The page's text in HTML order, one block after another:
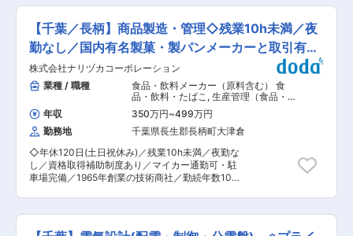
には丁寧に時間をかけ、資格取得についても全社
的な支援を行っています。 また年に1回の昇格試
験を設け公正な評価制度を導入しています。 千葉
工場より転勤はなく、年間休日は123日、残業月
20h〜30h程度です。出張もほとんどございませ
ん。 ■魅力 【一貫生産体制・高い技術力】 首都
圏エリアにて受配電盤・分電盤等の製品を一貫生
産できる自社工場を保有しております。 企画・設
計・製造が一貫されており、お客様に合わせたカ
スタマイズができ、また社内連携も密に行われる
ため高品質です。 お客様ごとに合わせた盤になり
ますので、回路から仕様を作る必要があり、基礎
知識から学べ、スキルアップに繋がります。 【技
一環で配電盤品質に関する技能検定を受験いただ
いております。 まずは2級を受験いただきその後1
きる就業環境です。 ・主に住宅鉄筋ユニット、地
震対策建材を扱う創業60年の安定基盤！大手ハウ
スメーカーとの取引が多数あります。 ■業務概要
当社は関東エリアを中心に住宅用基礎部材（鉄筋
ユニット）の製造・供給を行うメーカーとして、
安定した実績を持っています。 本ポジションでは
販売積算課の一員として、既存顧客との図面受領
や納期調整、見積作成、進捗管理、組織内のマネ
ジメントなど、業務全般にわたるサポートを担当
します。 新規開拓や外回りはなく、デスクワーク
中心の業務です。 ■業務詳細 ・住宅基礎図面の
受領および仕様の打ち合わせ ・納期やスケジュー
ル管理、見積書の提示、顧客からの問い合わせ対
応 ・受注内容をもとに製造部門と連携し、進捗状
況の確認と調整 ・販売積算業務や業績数値の管
理、業務プロセスの安定化 ・メンバーの育成や指
ームでの業務です。 マネジメント経験者も活躍し
【千葉／長柄】商品製造・管理◇残業10h未満／夜
勤なし／国内有名製菓・製パンメーカーと取引有／
転勤無
株式会社ナリヅカコーポレーション
業種 / 職種
食品・飲料メーカー（原料含む） 食
品・飲料・たばこ , 生産管理（食品・香
料・飼料） 製造・生産オペレーター
（食品・香料・飼料）
年収 350万円~499万円
勤務地
千葉県長生郡長柄町大津倉
◇年休120日(土日祝休み)／残業10h未満／夜勤な
し／資格取得補助制度あり／マイカー通勤可・駐
車場完備／1965年創業の技術商社／勤続年数10
器を中心に食の世界に貢献し、食品香料の製造・
輸入・販売等を行う当社にて、香料やペースト状